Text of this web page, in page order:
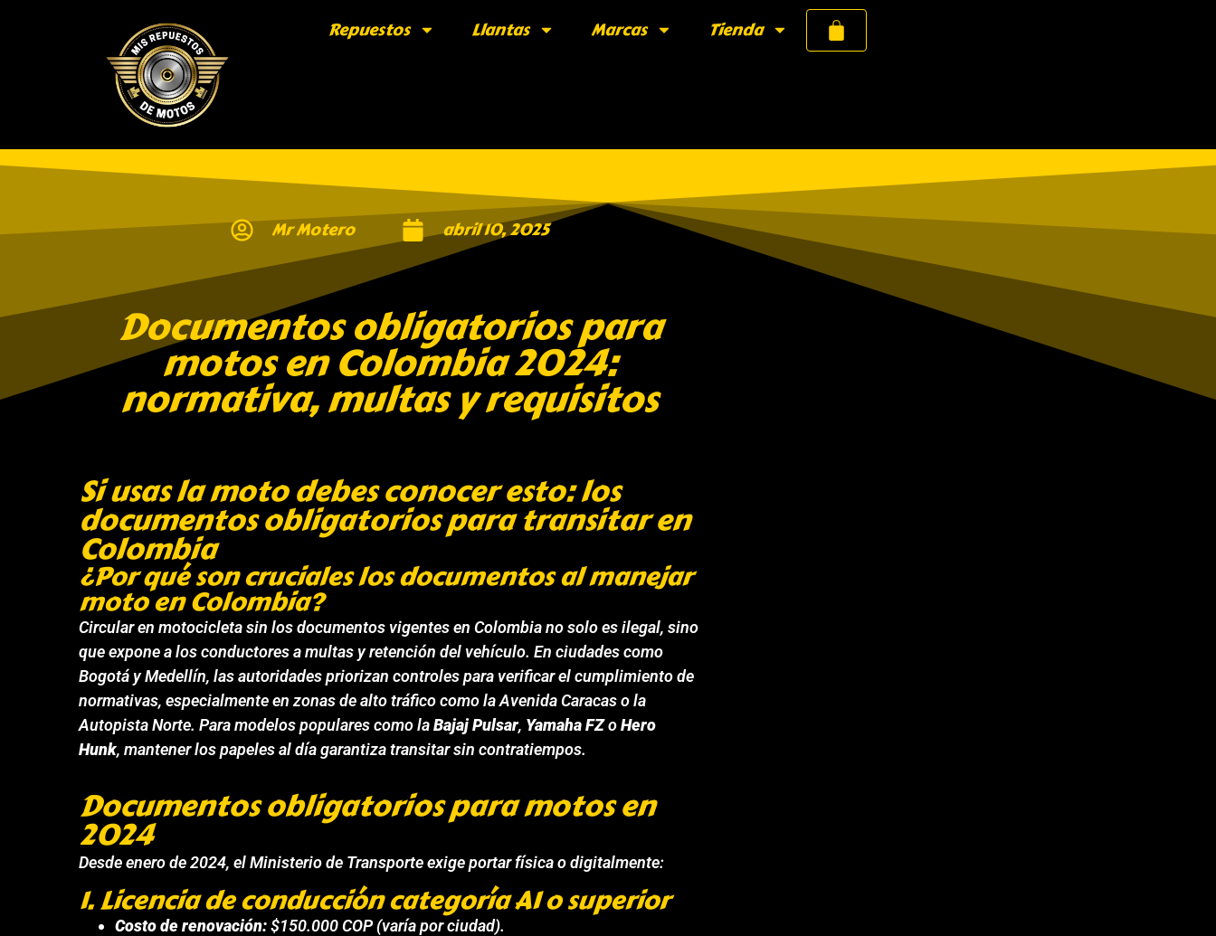
Repuestos Llantas Marcas Tienda
Mr Motero abril 10, 2025
Documentos obligatorios para
motos en Colombia 2024:
normativa, multas y requisitos
Si usas la moto debes conocer esto: los
documentos obligatorios para transitar en
Colombia
¿Por qué son cruciales los documentos al manejar
moto en Colombia?
Circular en motocicleta sin los documentos vigentes en Colombia no solo es ilegal, sino
que expone a los conductores a multas y retención del vehículo. En ciudades como
Bogotá y Medellín, las autoridades priorizan controles para verificar el cumplimiento de
normativas, especialmente en zonas de alto tráfico como la Avenida Caracas o la
Autopista Norte. Para modelos populares como laBajaj Pulsar, Yamaha FZoHero
Hunk, mantener los papeles al día garantiza transitar sin contratiempos.
Documentos obligatorios para motos en
2024
Desde enero de 2024, el Ministerio de Transporte exige portar física o digitalmente:
1. Licencia de conducción categoría A1 o superior
Costo de renovación:$150.000 COP (varía por ciudad).